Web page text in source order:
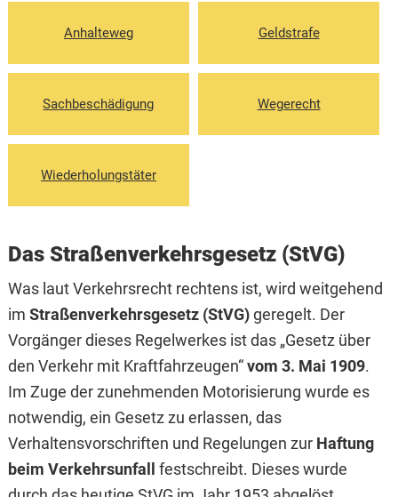
Anhalteweg Geldstrafe
Sachbe­schädigung Wegerecht
Wiederholungstäter
Das Straßenverkehrsgesetz (StVG)
Was laut Verkehrsrecht rechtens ist, wird weitgehend
im Straßenverkehrsgesetz (StVG)geregelt. Der
Vorgänger dieses Regelwerkes ist das „Gesetz über
den Verkehr mit Kraftfahrzeugen“vom 3. Mai 1909.
Im Zuge der zunehmenden Motorisierung wurde es
notwendig, ein Gesetz zu erlassen, das
Verhaltensvorschriften und Regelungen zurHaftung
beim Verkehrsunfall
festschreibt. Dieses wurde